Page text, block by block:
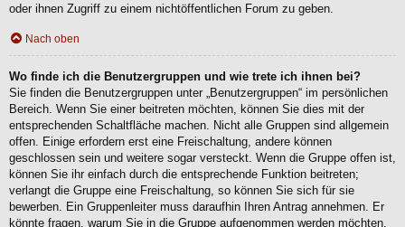
oder ihnen Zugriff zu einem nichtöffentlichen Forum zu geben.
Nach oben
Wo finde ich die Benutzergruppen und wie trete ich ihnen bei?
Sie finden die Benutzergruppen unter „Benutzergruppen“ im persönlichen
Bereich. Wenn Sie einer beitreten möchten, können Sie dies mit der
entsprechenden Schaltfläche machen. Nicht alle Gruppen sind allgemein
offen. Einige erfordern erst eine Freischaltung, andere können
geschlossen sein und weitere sogar versteckt. Wenn die Gruppe offen ist,
können Sie ihr einfach durch die entsprechende Funktion beitreten;
verlangt die Gruppe eine Freischaltung, so können Sie sich für sie
bewerben. Ein Gruppenleiter muss daraufhin Ihren Antrag annehmen. Er
könnte fragen, warum Sie in die Gruppe aufgenommen werden möchten.